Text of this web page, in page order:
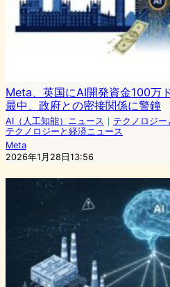
Meta、英国にAI開発資金100
最中、政府との密接関係に警鐘
AI（人工知能）ニュース ｜ テクノロジ
テクノロジーと経済ニュース
Meta
2026年1月28日13:56